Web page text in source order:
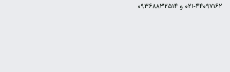
۴۴۰۹۷۱۶۲-۰۲۱ و ۰۹۳۶۸۸۳۲۵۱۴